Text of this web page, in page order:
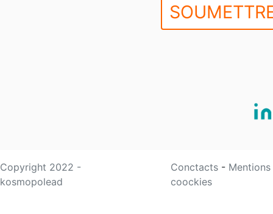
Copyright 2022 -
kosmopolead
Conctacts -
coockies